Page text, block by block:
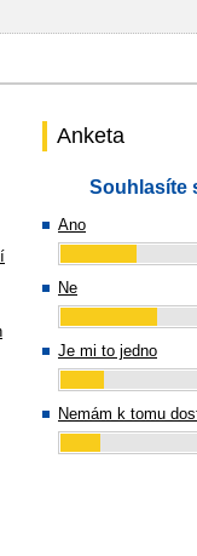
Anketa
Souhlasíte
Ano
Ne
Je mi to jedno
Nemám k tomu